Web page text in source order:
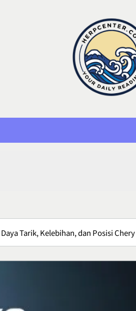
Center
Tarik, Kelebihan, dan Posisi
Sepatu